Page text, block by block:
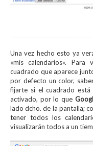
Una vez hecho esto ya
«mis calendarios».
cuadrado que aparece
por defecto un color,
fijarte si el cuadrado
activado, por lo que
lado dcho. de la pantalla;
tener todos los
visualizarán todos a un